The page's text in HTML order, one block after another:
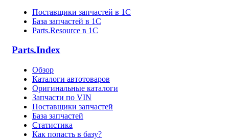
Поставщики запчастей в 1C
База запчастей в 1С
Parts.Resource в 1C
Parts.Index
Обзор
Каталоги автотоваров
Оригинальные каталоги
Запчасти по VIN
Поставщики запчастей
База запчастей
Статистика
Как попасть в базу?